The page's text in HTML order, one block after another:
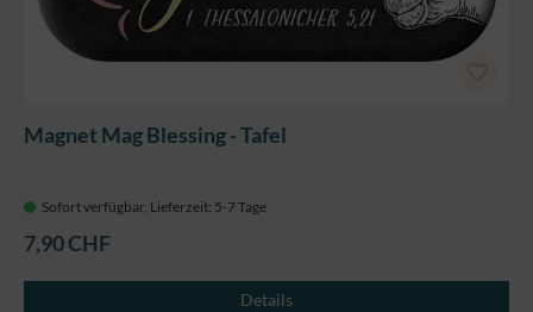
Magnet Mag Blessing - Tafel
Sofort verfügbar, Lieferzeit: 5-7 Tage
7,90 CHF
Details